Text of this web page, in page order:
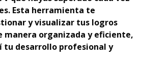
Esta herramienta te
y visualizar tus logros
manera organizada y eficiente,
tu desarrollo profesional y